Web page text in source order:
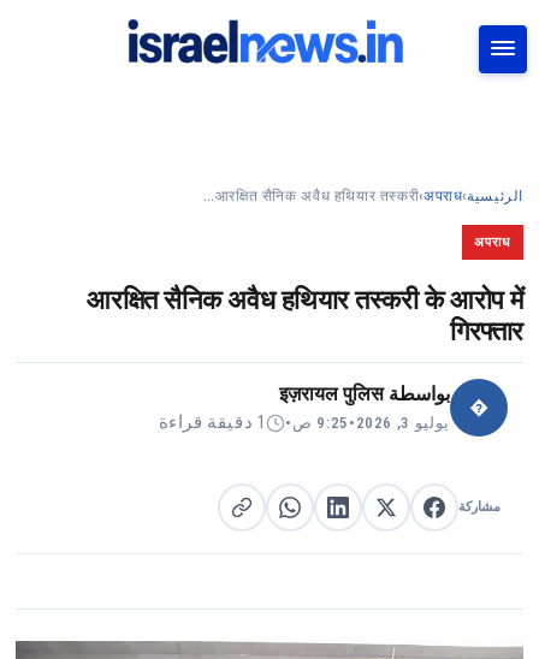
الرئيسية›
अपराध
›
आरक्षित सैनिक अवैध हथियार तस्करी…
अपराध
आरक्षित सैनिक अवैध हथियार तस्करी के आरोप में
गिरफ्तार
�
بواسطةइज़रायल पुलिस
يوليو 3, 2026 • 9:25 ص • 1 دقيقة قراءة
مشاركة مشاركة على فيسبوك
مشاركة على Xمشاركة على لينكد إن
مشاركة على واتساب
نسخ الرابط